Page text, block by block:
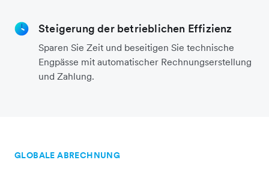
Steigerung der betrieblichen Effizienz
Sparen Sie Zeit und beseitigen Sie technische
Engpässe mit automatischer Rechnungserstellung
und Zahlung.
GLOBALE ABRECHNUNG